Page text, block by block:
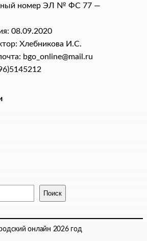
номер ЭЛ № ФС 77 —
08.09.2020
Хлебникова И.C.
bgo_online@mail.ru
Поиск
онлайн 2026 год